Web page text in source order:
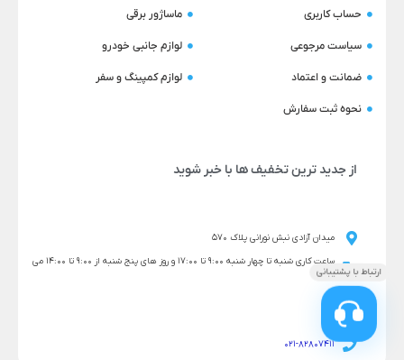
حساب کاربری
سیاست مرجوعی
ضمانت و اعتماد
نحوه ثبت سفارش
ماساژور برقی
لوازم جانبی خودرو
لوازم کمپینگ و سفر
از جدید ترین تخفیف ها با خبر شوید
میدان آزادی نبش نورانی پلاک 570
ساعت کاری شنبه تا چهار شنبه 9:00 تا 17:00 و روز های پنج شنبه از 9:00 تا 14:00 می
باشد
021-82807411